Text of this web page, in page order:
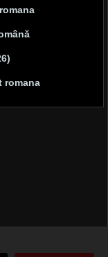
romana